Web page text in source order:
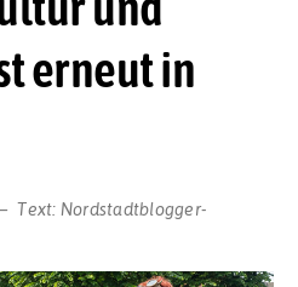
erneut in
Text: Nordstadtblogger-